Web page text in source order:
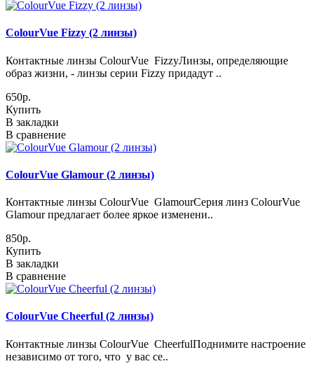
ColourVue Fizzy (2 линзы)
Контактные линзы ColourVue FizzyЛинзы, определяющие
образ жизни, - линзы серии Fizzy придадут ..
650р.
Купить
В закладки
В сравнение
ColourVue Glamour (2 линзы)
Контактные линзы ColourVue GlamourСерия линз ColourVue
Glamour предлагает более яркое изменени..
850р.
Купить
В закладки
В сравнение
ColourVue Cheerful (2 линзы)
Контактные линзы ColourVue CheerfulПоднимите настроение
независимо от того, что у вас се..